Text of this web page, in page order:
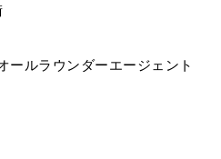
ルラウンダーエージェント